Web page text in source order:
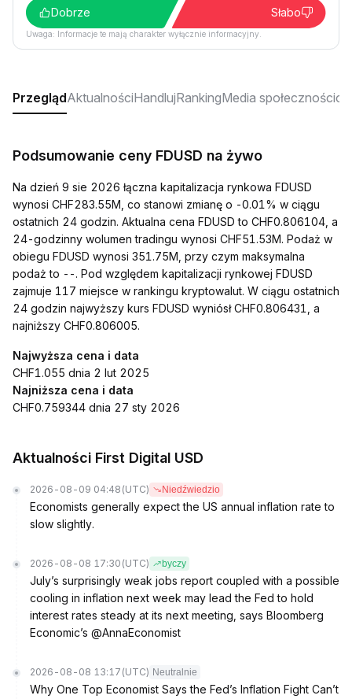
Dobrze
Słabo
Uwaga: Informacje te mają charakter wyłącznie informacyjny.
PrzeglądAktualnościHandlujRankingMedia
Podsumowanie ceny FDUSD na żywo
Na dzień 9 sie 2026 łączna kapitalizacja rynkowa FDUSD
wynosi CHF283.55M, co stanowi zmianę o -0.01% w ciągu
ostatnich 24 godzin. Aktualna cena FDUSD to CHF0.806104, a
24-godzinny wolumen tradingu wynosi CHF51.53M. Podaż w
obiegu FDUSD wynosi 351.75M, przy czym maksymalna
podaż to --. Pod względem kapitalizacji rynkowej FDUSD
zajmuje 117 miejsce w rankingu kryptowalut. W ciągu ostatnich
24 godzin najwyższy kurs FDUSD wyniósł CHF0.806431, a
najniższy CHF0.806005.
Najwyższa cena i data
CHF1.055 dnia 2 lut 2025
Najniższa cena i data
CHF0.759344 dnia 27 sty 2026
Aktualności First Digital USD
2026-08-09 04:48 (UTC) Niedźwiedzio
Economists generally expect the US annual inflation rate to
slow slightly.
2026-08-08 17:30 (UTC) byczy
July’s surprisingly weak jobs report coupled with a possible
cooling in inflation next week may lead the Fed to hold
interest rates steady at its next meeting, says Bloomberg
Economic’s @AnnaEconomist
2026-08-08 13:17 (UTC) Neutralnie
Why One Top Economist Says the Fed’s Inflation Fight Can’t